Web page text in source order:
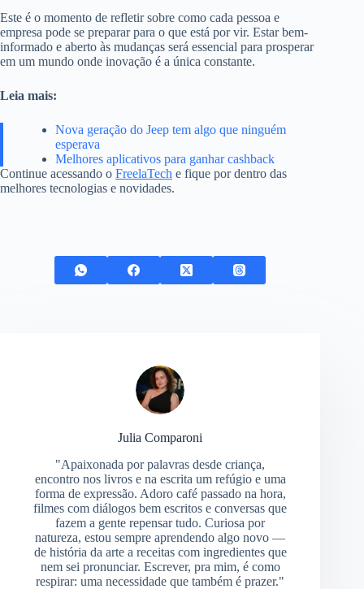
Este é o momento de refletir sobre como cada pessoa e
empresa pode se preparar para o que está por vir. Estar bem-
informado e aberto às mudanças será essencial para prosperar
em um mundo onde inovação é a única constante.
Leia mais:
Nova geração do Jeep tem algo que ninguém
esperava
Melhores aplicativos para ganhar cashback
Continue acessando o FreelaTech e fique por dentro das
melhores tecnologias e novidades.
Julia Comparoni
"Apaixonada por palavras desde criança,
encontro nos livros e na escrita um refúgio e uma
forma de expressão. Adoro café passado na hora,
filmes com diálogos bem escritos e conversas que
fazem a gente repensar tudo. Curiosa por
natureza, estou sempre aprendendo algo novo —
de história da arte a receitas com ingredientes que
nem sei pronunciar. Escrever, pra mim, é como
respirar: uma necessidade que também é prazer."